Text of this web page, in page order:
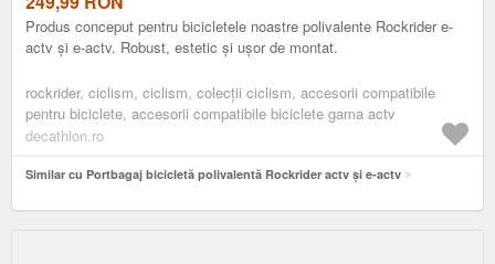
Produs conceput pentru bicicletele noastre polivalente Rockrider e-
actv și e-actv. Robust, estetic și ușor de montat.
rockrider, ciclism, ciclism, colecții ciclism, accesorii compatibile
pentru biciclete, accesorii compatibile biciclete gama actv
decathlon.ro
Similar cu Portbagaj bicicletă polivalentă Rockrider actv și e-actv